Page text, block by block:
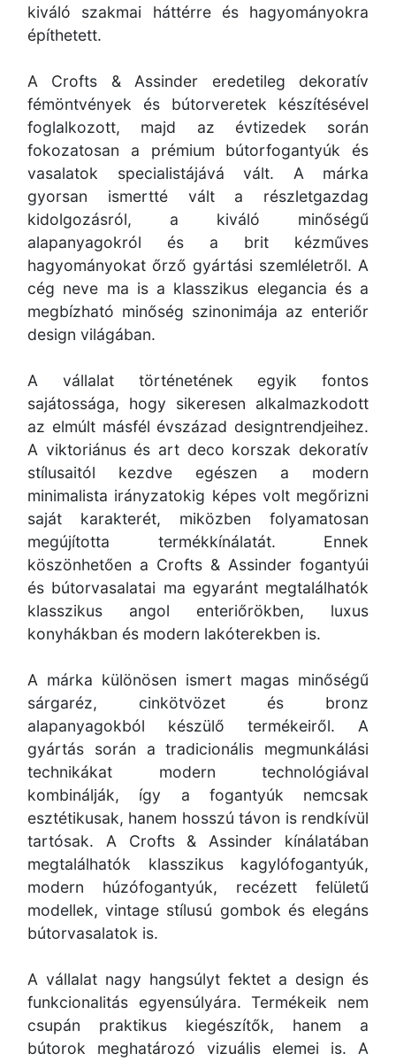
kiváló szakmai háttérre és hagyományokra
építhetett.
A Crofts & Assinder eredetileg dekoratív
fémöntvények és bútorveretek készítésével
foglalkozott, majd az évtizedek során
fokozatosan a prémium bútorfogantyúk és
vasalatok specialistájává vált. A márka
gyorsan ismertté vált a részletgazdag
kidolgozásról, a kiváló minőségű
alapanyagokról és a brit kézműves
hagyományokat őrző gyártási szemléletről. A
cég neve ma is a klasszikus elegancia és a
megbízható minőség szinonimája az enteriőr
design világában.
A vállalat történetének egyik fontos
sajátossága, hogy sikeresen alkalmazkodott
az elmúlt másfél évszázad designtrendjeihez.
A viktoriánus és art deco korszak dekoratív
stílusaitól kezdve egészen a modern
minimalista irányzatokig képes volt megőrizni
saját karakterét, miközben folyamatosan
megújította termékkínálatát. Ennek
köszönhetően a Crofts & Assinder fogantyúi
és bútorvasalatai ma egyaránt megtalálhatók
klasszikus angol enteriőrökben, luxus
konyhákban és modern lakóterekben is.
A márka különösen ismert magas minőségű
sárgaréz, cinkötvözet és bronz
alapanyagokból készülő termékeiről. A
gyártás során a tradicionális megmunkálási
technikákat modern technológiával
kombinálják, így a fogantyúk nemcsak
esztétikusak, hanem hosszú távon is rendkívül
tartósak. A Crofts & Assinder kínálatában
megtalálhatók klasszikus kagylófogantyúk,
modern húzófogantyúk, recézett felületű
modellek, vintage stílusú gombok és elegáns
bútorvasalatok is.
A vállalat nagy hangsúlyt fektet a design és
funkcionalitás egyensúlyára. Termékeik nem
csupán praktikus kiegészítők, hanem a
bútorok meghatározó vizuális elemei is. A